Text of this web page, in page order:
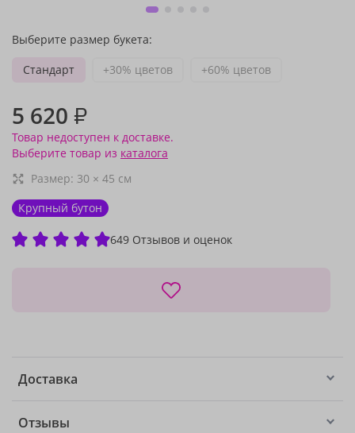
Выберите размер букета:
Стандарт
+30% цветов +60% цветов
5 620 ₽
Товар недоступен к доставке.
Выберите товар из каталога
Размер: 30 × 45 см
Крупный бутон
649 Отзывов и оценок
Доставка
Отзывы